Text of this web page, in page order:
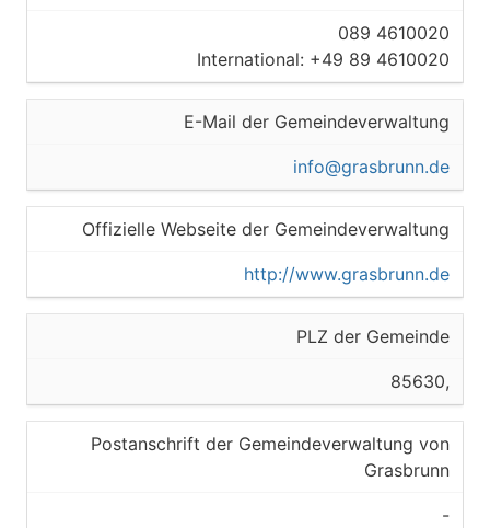
089 4610020
International: +49 89 4610020
E-Mail der Gemeindeverwaltung
info@grasbrunn.de
Offizielle Webseite der Gemeindeverwaltung
http://www.grasbrunn.de
PLZ der Gemeinde
85630,
Postanschrift der Gemeindeverwaltung von
Grasbrunn
-